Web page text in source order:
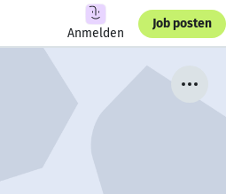
Anmelden
Job posten